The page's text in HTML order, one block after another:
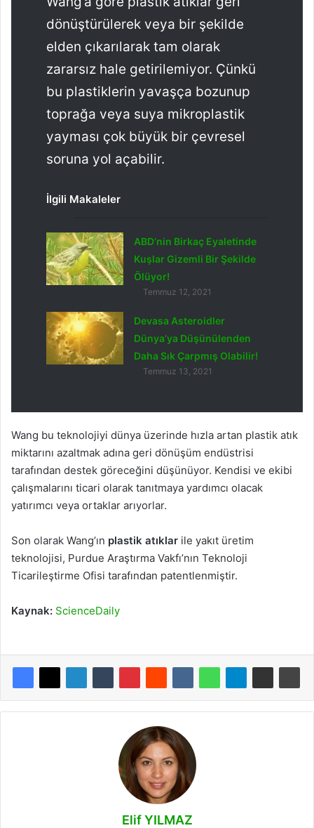
dönüştürülerek veya bir şekilde
elden çıkarılarak tam olarak
zararsız hale getirilemiyor. Çünkü
bu plastiklerin yavaşça bozunup
toprağa veya suya mikroplastik
yayması çok büyük bir çevresel
soruna yol açabilir.
İlgili Makaleler
ABD’nin Birkaç Eyaletinde
Kuşlar Gizemli Bir Şekilde
Ölüyor!
Temmuz 12, 2021
Devasa Asteroidler
Dünya’ya Düşünülenden
Daha Sık Çarpmış Olabilir!
Temmuz 13, 2021
Wang bu teknolojiyi dünya üzerinde hızla artan plastik atık
miktarını azaltmak adına geri dönüşüm endüstrisi
tarafından destek göreceğini düşünüyor. Kendisi ve ekibi
çalışmalarını ticari olarak tanıtmaya yardımcı olacak
yatırımcı veya ortaklar arıyorlar.
Son olarak Wang’ın plastik atıklar ile yakıt üretim
teknolojisi, Purdue Araştırma Vakfı’nın Teknoloji
Ticarileştirme Ofisi tarafından patentlenmiştir.
Kaynak: ScienceDaily
Elif YILMAZ